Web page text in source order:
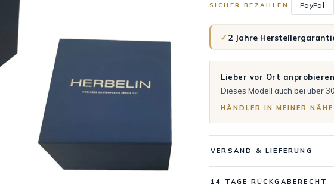
SICHER BEZAHLEN PayPal
✓2 Jahre
Lieber vor Ort
Dieses Modell auch bei über
HÄNDLER IN MEINER
VERSAND & LIEFERUNG
14 TAGE RÜCKGABERECHT